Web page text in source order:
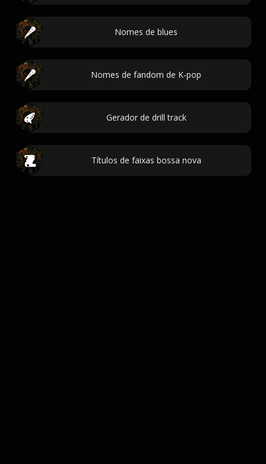
Nomes de blues
Nomes de fandom de K-pop
Gerador de drill track
Títulos de faixas bossa nova